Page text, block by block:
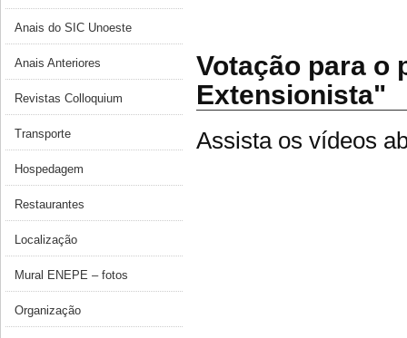
Anais do SIC Unoeste
Anais Anteriores
Revistas Colloquium
Transporte
Hospedagem
Restaurantes
Localização
Mural ENEPE – fotos
Organização
Votação para o
Extensionista"
Assista os vídeos